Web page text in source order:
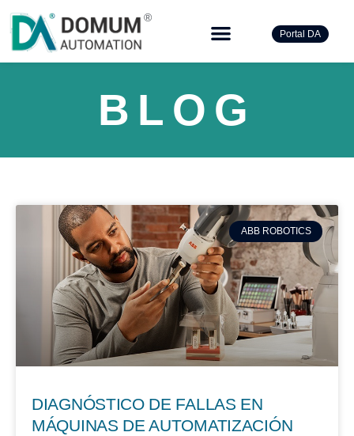
®
Portal DA
BLOG
ABB ROBOTICS
DIAGNÓSTICO DE FALLAS EN
MÁQUINAS DE AUTOMATIZACIÓN